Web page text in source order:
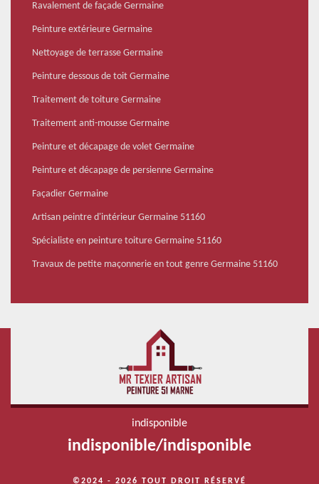
Ravalement de façade Germaine
Peinture extérieure Germaine
Nettoyage de terrasse Germaine
Peinture dessous de toit Germaine
Traitement de toiture Germaine
Traitement anti-mousse Germaine
Peinture et décapage de volet Germaine
Peinture et décapage de persienne Germaine
Façadier Germaine
Artisan peintre d'intérieur Germaine 51160
Spécialiste en peinture toiture Germaine 51160
Travaux de petite maçonnerie en tout genre Germaine 51160
indisponible
indisponible/indisponible
©2024 - 2026 TOUT DROIT RÉSERVÉ